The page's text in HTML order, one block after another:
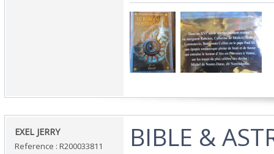
‎EXEL JERRY‎
Reference : R200033811
‎BIBLE &